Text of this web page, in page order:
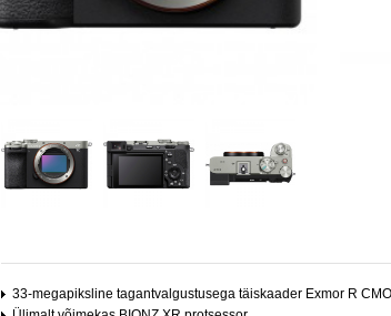
33-megapiksline tagantvalgustusega täiskaader Exmor R